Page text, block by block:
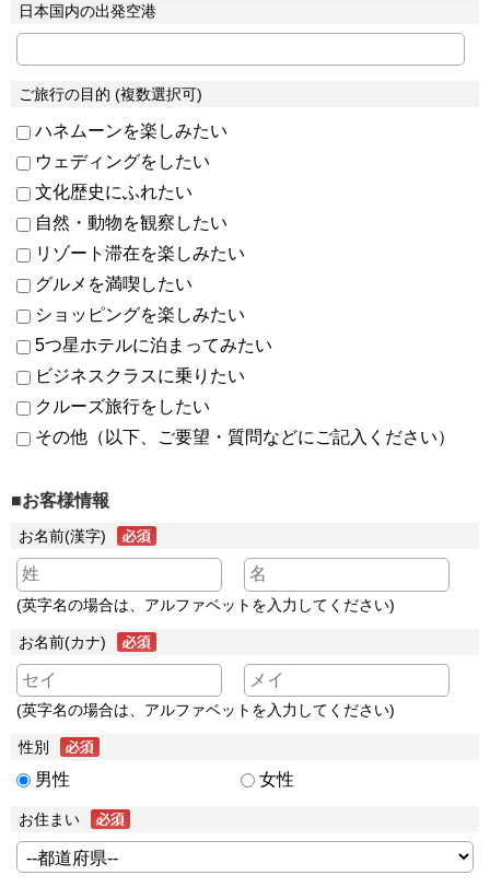
日本国内の出発空港
ご旅行の目的 (複数選択可)
ハネムーンを楽しみたい
ウェディングをしたい
文化歴史にふれたい
自然・動物を観察したい
リゾート滞在を楽しみたい
グルメを満喫したい
ショッピングを楽しみたい
5つ星ホテルに泊まってみたい
ビジネスクラスに乗りたい
クルーズ旅行をしたい
その他（以下、ご要望・質問などにご記入ください）
■お客様情報
お名前(漢字)
(英字名の場合は、アルファベットを入力してください)
お名前(カナ)
(英字名の場合は、アルファベットを入力してください)
性別
男性 女性
お住まい